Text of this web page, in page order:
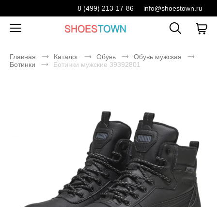
8 (499) 213-17-86 info@shoestown.ru
Главная Каталог Обувь
Обувь мужская
Ботинки
Ботинки мужские 39392801